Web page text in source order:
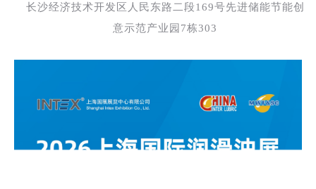
长沙经济技术开发区人民东路二段169号先进储能节能创
意示范产业园7栋303